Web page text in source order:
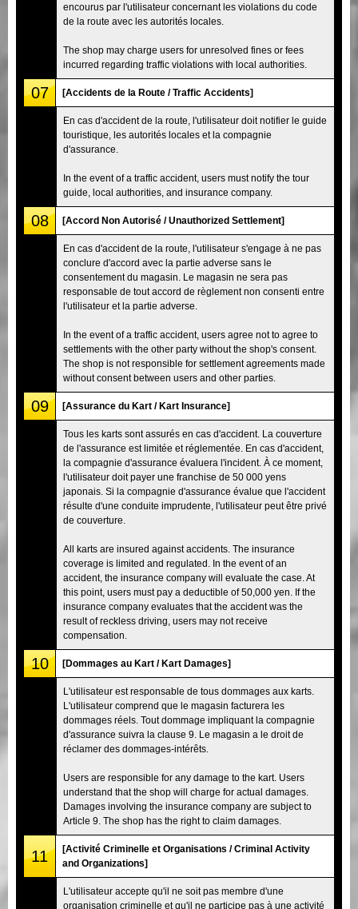
encourus par l'utilisateur concernant les violations du code
de la route avec les autorités locales.
The shop may charge users for unresolved fines or fees
incurred regarding traffic violations with local authorities.
07 [Accidents de la Route / Traffic Accidents]
En cas d'accident de la route, l'utilisateur doit notifier le guide
touristique, les autorités locales et la compagnie
d'assurance.
In the event of a traffic accident, users must notify the tour
guide, local authorities, and insurance company.
08 [Accord Non Autorisé / Unauthorized Settlement]
En cas d'accident de la route, l'utilisateur s'engage à ne pas
conclure d'accord avec la partie adverse sans le
consentement du magasin. Le magasin ne sera pas
responsable de tout accord de règlement non consenti entre
l'utilisateur et la partie adverse.
In the event of a traffic accident, users agree not to agree to
settlements with the other party without the shop's consent.
The shop is not responsible for settlement agreements made
without consent between users and other parties.
09 [Assurance du Kart / Kart Insurance]
Tous les karts sont assurés en cas d'accident. La couverture
de l'assurance est limitée et réglementée. En cas d'accident,
la compagnie d'assurance évaluera l'incident. À ce moment,
l'utilisateur doit payer une franchise de 50 000 yens
japonais. Si la compagnie d'assurance évalue que l'accident
résulte d'une conduite imprudente, l'utilisateur peut être privé
de couverture.
All karts are insured against accidents. The insurance
coverage is limited and regulated. In the event of an
accident, the insurance company will evaluate the case. At
this point, users must pay a deductible of 50,000 yen. If the
insurance company evaluates that the accident was the
result of reckless driving, users may not receive
compensation.
10 [Dommages au Kart / Kart Damages]
L'utilisateur est responsable de tous dommages aux karts.
L'utilisateur comprend que le magasin facturera les
dommages réels. Tout dommage impliquant la compagnie
d'assurance suivra la clause 9. Le magasin a le droit de
réclamer des dommages-intérêts.
Users are responsible for any damage to the kart. Users
understand that the shop will charge for actual damages.
Damages involving the insurance company are subject to
Article 9. The shop has the right to claim damages.
11
[Activité Criminelle et Organisations / Criminal Activity
and Organizations]
L'utilisateur accepte qu'il ne soit pas membre d'une
organisation criminelle et qu'il ne participe pas à une activité